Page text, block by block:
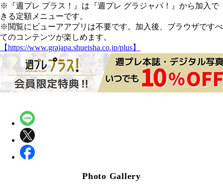
※『週プレ プラス！』は『週プレ グラジャパ！』から加入で
きる定額メニューです。
※閲覧にビューアアプリは不要です。加入後、ブラウザですべ
てのコンテンツが楽しめます。
【https://www.grajapa.shueisha.co.jp/plus】
Photo Gallery